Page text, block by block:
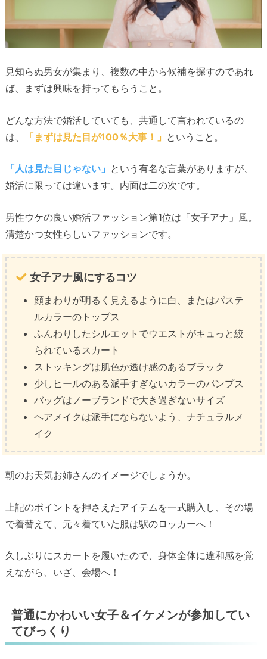
見知らぬ男女が集まり、複数の中から候補を探すのであれ
ば、まずは興味を持ってもらうこと。
どんな方法で婚活していても、共通して言われているの
は、
「まずは見た目が100％大事！」 ということ。
「人は見た目じゃない」 という有名な言葉がありますが、
婚活に限っては違います。内面は二の次です。
男性ウケの良い婚活ファッション第1位は「女子アナ」風。
清楚かつ女性らしいファッションです。
女子アナ風にするコツ
顔まわりが明るく見えるように白、またはパステ
ルカラーのトップス
ふんわりしたシルエットでウエストがキュっと絞
られているスカート
ストッキングは肌色か透け感のあるブラック
少しヒールのある派手すぎないカラーのパンプス
バッグはノーブランドで大き過ぎないサイズ
ヘアメイクは派手にならないよう、ナチュラルメ
イク
朝のお天気お姉さんのイメージでしょうか。
上記のポイントを押さえたアイテムを一式購入し、その場
で着替えて、元々着ていた服は駅のロッカーへ！
久しぶりにスカートを履いたので、身体全体に違和感を覚
えながら、いざ、会場へ！
普通にかわいい女子＆イケメンが参加してい
てびっくり